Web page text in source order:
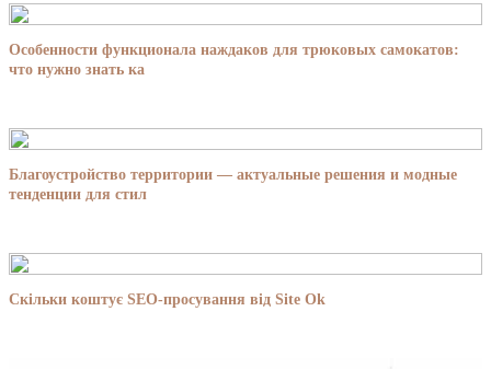
Особенности функционала наждаков для трюковых самокатов:
что нужно знать ка
Благоустройство территории — актуальные решения и модные
тенденции для стил
Скільки коштує SEO-просування від Site Ok